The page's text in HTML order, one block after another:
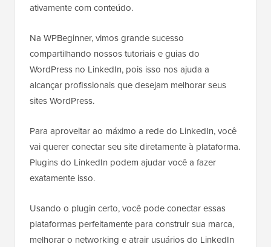
ativamente com conteúdo.
Na WPBeginner, vimos grande sucesso
compartilhando nossos tutoriais e guias do
WordPress no LinkedIn, pois isso nos ajuda a
alcançar profissionais que desejam melhorar seus
sites WordPress.
Para aproveitar ao máximo a rede do LinkedIn, você
vai querer conectar seu site diretamente à plataforma.
Plugins do LinkedIn podem ajudar você a fazer
exatamente isso.
Usando o plugin certo, você pode conectar essas
plataformas perfeitamente para construir sua marca,
melhorar o networking e atrair usuários do LinkedIn